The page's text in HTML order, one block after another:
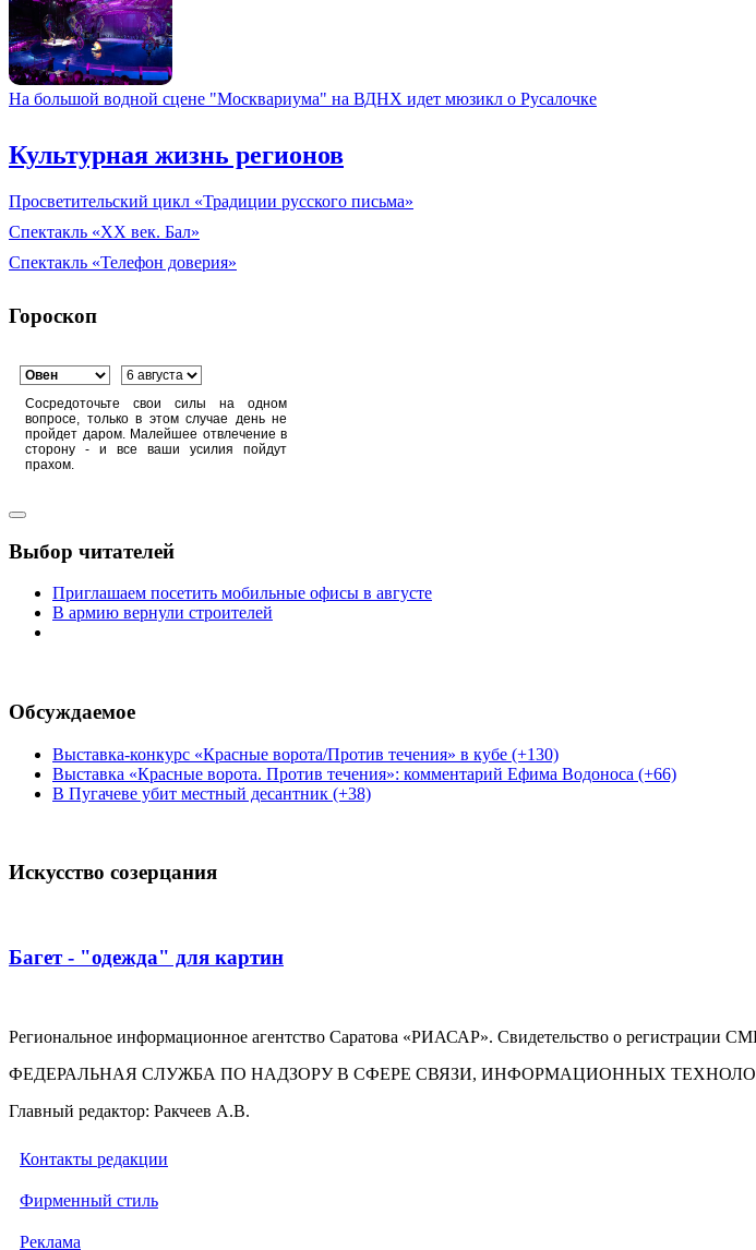
На большой водной сцене "Москвариума" на ВДНХ идет мюзикл о Русалочке
Культурная жизнь регионов
Просветительский цикл «Традиции русского письма»
Спектакль «XX век. Бал»
Спектакль «Телефон доверия»
Гороскоп
Сосредоточьте свои силы на одном
вопросе, только в этом случае день не
пройдет даром. Малейшее отвлечение в
сторону - и все ваши усилия пойдут
прахом.
Выбор читателей
Приглашаем посетить мобильные офисы в августе
В армию вернули строителей
Обсуждаемое
Выставка-конкурс «Красные ворота/Против течения» в кубе (+130)
Выставка «Красные ворота. Против течения»: комментарий Ефима Водоноса (+66)
В Пугачеве убит местный десантник (+38)
Искусство созерцания
Багет - "одежда" для картин
Региональное информационное агентство Саратова «РИАСАР». Свидетельство о
ФЕДЕРАЛЬНАЯ СЛУЖБА ПО НАДЗОРУ В СФЕРЕ СВЯЗИ, ИНФОРМАЦИОННЫХ
Главный редактор: Ракчеев А.В.
Контакты редакции
Фирменный стиль
Реклама